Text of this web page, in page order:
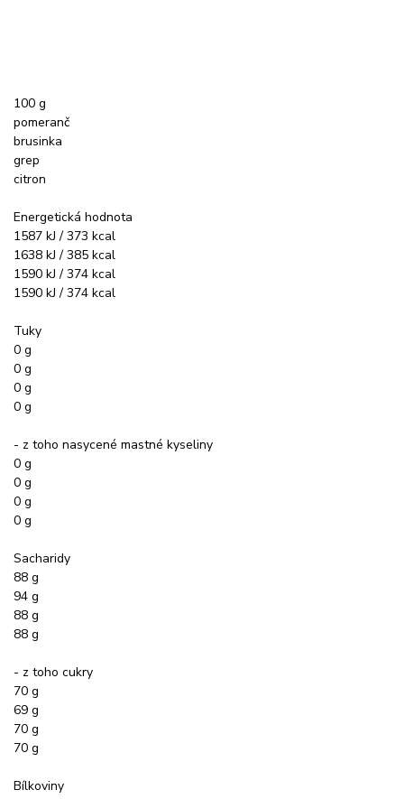
100 g
pomeranč
brusinka
grep
citron
Energetická hodnota
1587 kJ / 373 kcal
1638 kJ / 385 kcal
1590 kJ / 374 kcal
1590 kJ / 374 kcal
Tuky
0 g
0 g
0 g
0 g
- z toho nasycené mastné kyseliny
0 g
0 g
0 g
0 g
Sacharidy
88 g
94 g
88 g
88 g
- z toho cukry
70 g
69 g
70 g
70 g
Bílkoviny